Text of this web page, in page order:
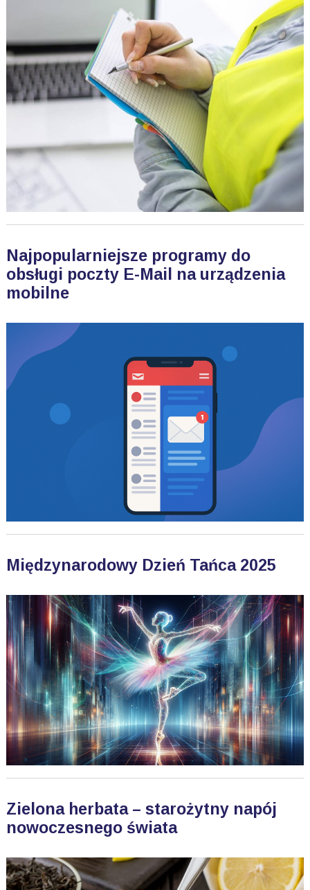
Najpopularniejsze programy do
obsługi poczty E-Mail na urządzenia
mobilne
Międzynarodowy Dzień Tańca 2025
Zielona herbata – starożytny napój
nowoczesnego świata